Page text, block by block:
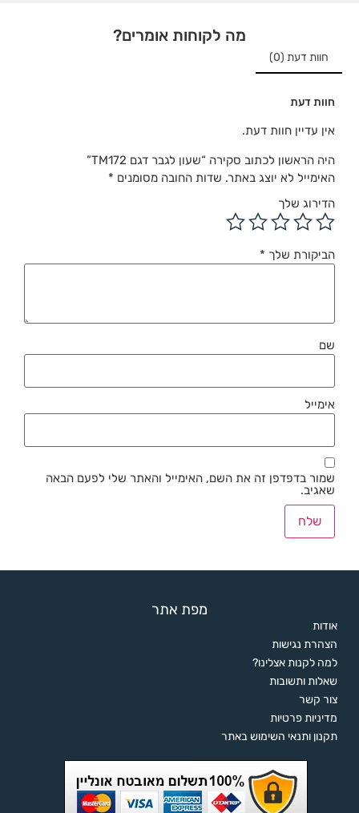
מה לקוחות אומרים?
חוות דעת (0)
חוות דעת
אין עדיין חוות דעת.
היה הראשון לכתוב סקירה “שעון לגבר דגם TM172”
האימייל לא יוצג באתר. שדות החובה מסומנים *
הדירוג שלך
הביקורת שלך *
שם
אימייל
שמור בדפדפן זה את השם, האימייל והאתר שלי לפעם הבאה
שאגיב.
מפת אתר
אודות
הצהרת נגישות
למה לקנות אצלינו?
שאלות ותשובות
צור קשר
מדיניות פרטיות
תקנון ותנאי השימוש באתר